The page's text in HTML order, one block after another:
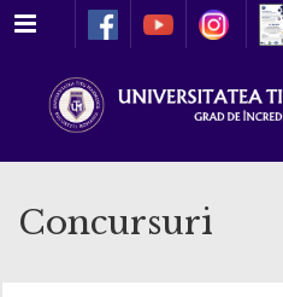
Meniu
Concursuri